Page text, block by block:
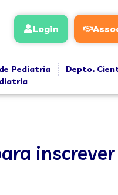
Login
Pediatria Depto.